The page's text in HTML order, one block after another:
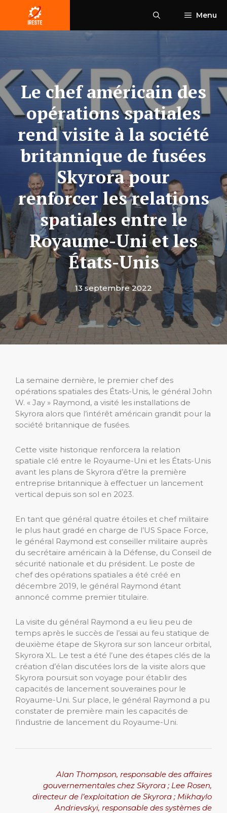
contenu
Menu
Le chef américain des
opérations spatiales
rend visite à la société
britannique de fusées
Skyrora pour
renforcer les relations
spatiales entre le
Royaume-Uni et les
États-Unis
13 septembre 2022
La semaine dernière, le premier chef des
opérations spatiales des États-Unis, le général John
W. « Jay » Raymond, a visité les installations de
Skyrora alors que l’intérêt américain grandit pour la
société britannique de fusées.
Cette visite historique renforcera la relation
spatiale clé entre le Royaume-Uni et les États-Unis
avant les plans de Skyrora d’être la première
entreprise britannique à effectuer un lancement
vertical depuis son sol en 2023.
En tant que général quatre étoiles et chef militaire
le plus haut gradé en charge de l’US Space Force,
le général Raymond est conseiller militaire auprès
du secrétaire américain à la Défense, du Conseil de
sécurité nationale et du président. Le poste de
chef des opérations spatiales a été créé en
décembre 2019, le général Raymond étant
annoncé comme premier titulaire.
La visite du général Raymond a eu lieu peu de
temps après le succès de l’essai au feu statique de
deuxième étape de Skyrora sur son lanceur orbital,
Skyrora XL. Le test a été l’une des étapes clés de la
création d’élan discutées lors de la visite alors que
Skyrora poursuit son voyage pour établir des
capacités de lancement souveraines pour le
Royaume-Uni. Sur place, le général Raymond a pu
constater de première main les capacités de
l’industrie de lancement du Royaume-Uni.
Alan Thompson, responsable des affaires
gouvernementales chez Skyrora ; Lee Rosen,
directeur de l’exploitation de Skyrora ; Mikhaylo
Andrievskyi, responsable des systèmes de